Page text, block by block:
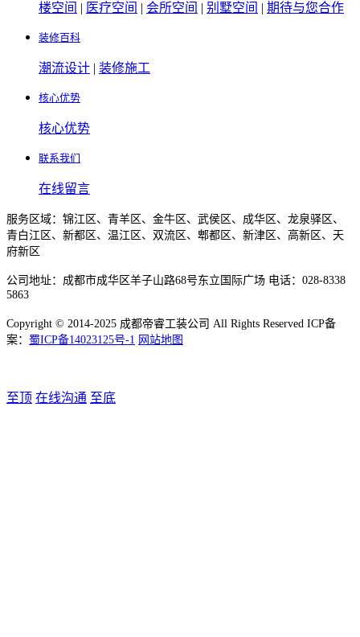
楼空间 | 医疗空间 | 会所空间 | 别墅空间 | 期待与您合作
装修百科
潮流设计 | 装修施工
核心优势
核心优势
联系我们
在线留言
服务区域：锦江区、青羊区、金牛区、武侯区、成华区、龙泉驿区、
青白江区、新都区、温江区、双流区、郫都区、新津区、高新区、天
府新区
公司地址：成都市成华区羊子山路68号东立国际广场 电话：028-8338
5863
Copyright © 2014-2025 成都帝睿工装公司 All Rights Reserved ICP备
案： 蜀ICP备14023125号-1 网站地图
至顶 在线沟通 至底